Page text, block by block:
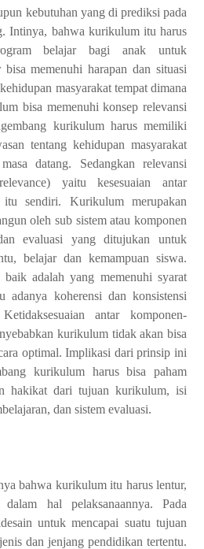
kebutuhan yang di prediksi pada
Intinya, bahwa kurikulum itu harus
belajar bagi anak untuk
memenuhi harapan dan situasi
masyarakat tempat dimana
bisa memenuhi konsep relevansi
kurikulum harus memiliki
tentang kehidupan masyarakat
datang. Sedangkan relevansi
yaitu kesesuaian antar
sendiri. Kurikulum merupakan
oleh sub sistem atau komponen
evaluasi yang ditujukan untuk
belajar dan kemampuan siswa.
adalah yang memenuhi syarat
adanya koherensi dan konsistensi
antar komponen-
kurikulum tidak akan bisa
optimal. Implikasi dari prinsip ini
kurikulum harus bisa paham
hakikat dari tujuan kurikulum, isi
dan sistem evaluasi.
bahwa kurikulum itu harus lentur,
hal pelaksanaannya. Pada
untuk mencapai suatu tujuan
dan jenjang pendidikan tertentu.